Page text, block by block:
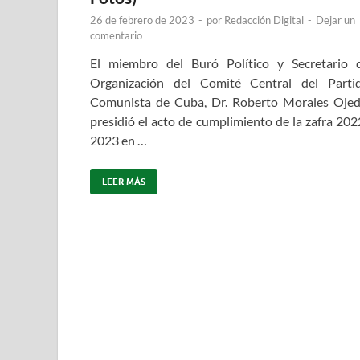
26 de febrero de 2023 - por Redacción Digital - Dejar un
comentario
El miembro del Buró Político y Secretario
Organización del Comité Central del
Comunista de Cuba, Dr. Roberto Morales
presidió el acto de cumplimiento de la zafra
2023 en …
LEER MÁS